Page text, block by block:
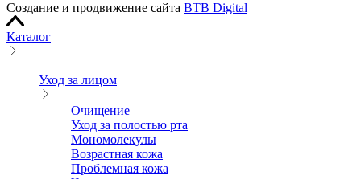
Создание и продвижение сайта BTB Digital
Каталог
Уход за лицом
Очищение
Уход за полостью рта
Мономолекулы
Возрастная кожа
Проблемная кожа